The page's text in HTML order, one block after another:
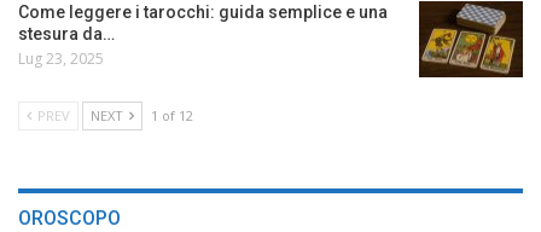
Come leggere i tarocchi: guida semplice e una
stesura da…
Lug 23, 2025
PREV NEXT 1 of 12
OROSCOPO